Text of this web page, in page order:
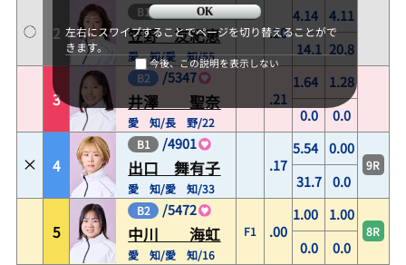
2
B1 /3528
笠野 友紀恵
愛 知/愛 知/55
.20
4.14 4.11
14.1 20.8
3
B2 /5347
井澤 聖奈
愛 知/長 野/22
.21
1.64
1.28
0.0
0.0
4
B1 /4901
出口 舞有子
愛 知/愛 知/33
.17
5.54 0.00
9R
31.7 0.0
5
B2 /5472
中川 海虹
愛 知/愛 知/16
F1 .00
1.00 1.00
8R
0.0 0.0
OK
左右にスワイプすることでページを切り替えることがで
きます。
今後、この説明を表示しない